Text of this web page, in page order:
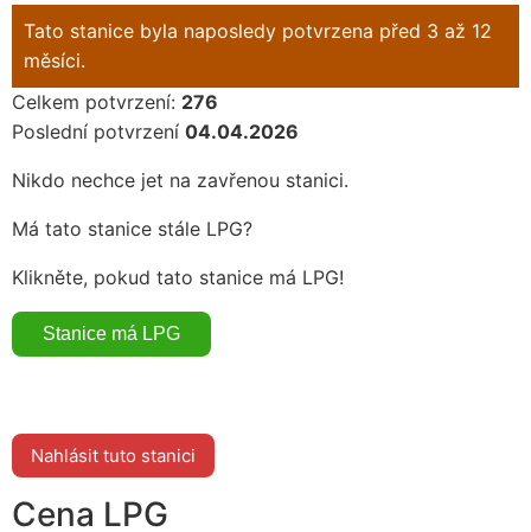
Tato stanice byla naposledy potvrzena před 3 až 12
měsíci.
Celkem potvrzení: 276
Poslední potvrzení 04.04.2026
Nikdo nechce jet na zavřenou stanici.
Má tato stanice stále LPG?
Klikněte, pokud tato stanice má LPG!
Nahlásit tuto stanici
Cena LPG